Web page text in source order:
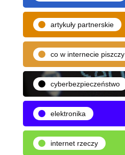
artykuły partnerskie
co w internecie piszczy
cyberbezpieczeństwo
elektronika
internet rzeczy